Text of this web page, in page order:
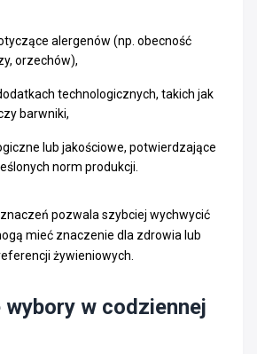
alergenów (np. obecność
orzechów),
technologicznych, takich jak
barwniki,
lub jakościowe, potwierdzające
norm produkcji.
pozwala szybciej wychwycić
mieć znaczenie dla zdrowia lub
żywieniowych.
wybory w codziennej